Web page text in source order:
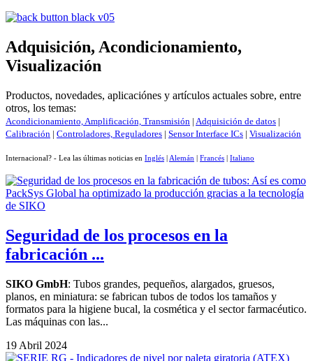
Adquisición, Acondicionamiento,
Visualización
Productos, novedades, aplicaciónes y artículos actuales sobre, entre
otros, los temas:
Acondicionamiento, Amplificación, Transmisión | Adquisición de datos |
Calibración | Controladores, Reguladores | Sensor Interface ICs | Visualización
Internacional? - Lea las últimas noticias en Inglés Alemán Francés Italiano
Seguridad de los procesos en la
fabricación ...
SIKO GmbH: Tubos grandes, pequeños, alargados, gruesos,
planos, en miniatura: se fabrican tubos de todos los tamaños y
formatos para la higiene bucal, la cosmética y el sector farmacéutico.
Las máquinas con las...
19 Abril 2024